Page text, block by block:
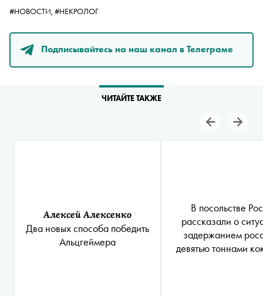
#НОВОСТИ, #НЕКРОЛОГ
Подписывайтесь на наш канал в Телеграме
ЧИТАЙТЕ ТАКЖЕ
Алексей Алексенко
Два новых способа победить
Альцгеймера
В посольстве
рассказали о
задержанием
девятью тоннами